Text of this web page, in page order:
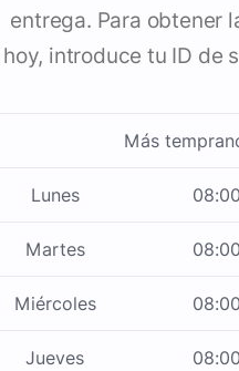
entrega. Para obtener
hoy, introduce tu ID de
Más
Lunes 08:00
Martes 08:00
Miércoles 08:00
Jueves 08:00